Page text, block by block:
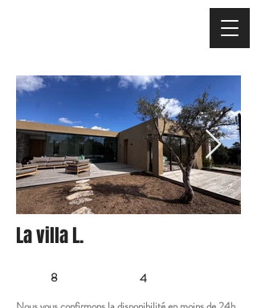
La villa L.
8 4